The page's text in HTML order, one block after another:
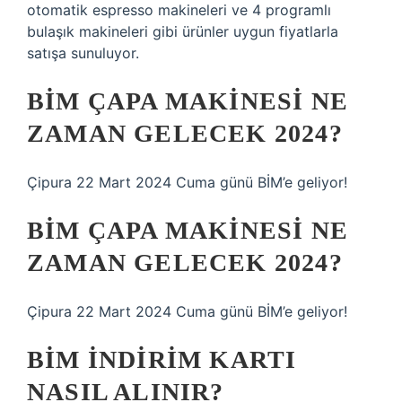
otomatik espresso makineleri ve 4 programlı
bulaşık makineleri gibi ürünler uygun fiyatlarla
satışa sunuluyor.
BIM ÇAPA MAKINESI NE
ZAMAN GELECEK 2024?
Çipura 22 Mart 2024 Cuma günü BİM’e geliyor!
BİM ÇAPA MAKINESI NE
ZAMAN GELECEK 2024?
Çipura 22 Mart 2024 Cuma günü BİM’e geliyor!
BİM INDIRIM KARTI
NASIL ALINIR?